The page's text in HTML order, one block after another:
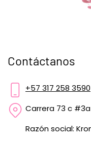
Contáctanos
+57 317 258 3590
Carrera 73 c
Razón social: